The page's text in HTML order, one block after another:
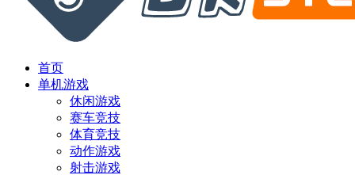
首页
单机游戏
休闲游戏
赛车竞技
体育竞技
动作游戏
射击游戏